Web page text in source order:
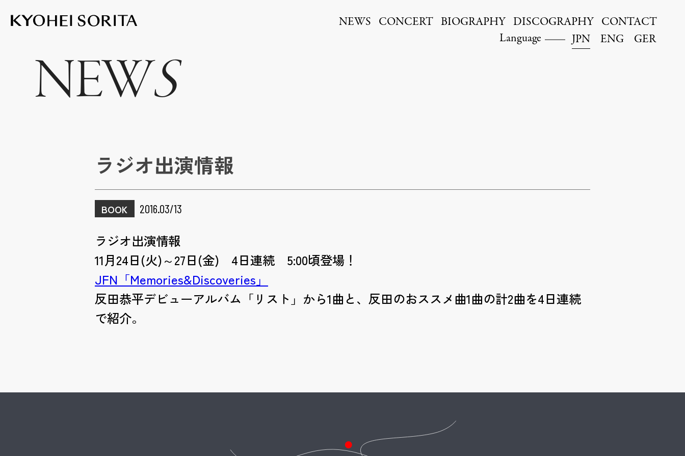
Language JPN ENG GER
NEWS CONCERT BIOGRAPHY DISCOGRAPHY CONTACT
NEWS
ラジオ出演情報
BOOK 2016.03/13
ラジオ出演情報
11月24日(火)～27日(金) 4日連続 5:00頃登場！
JFN「Memories&Discoveries」
反田恭平デビューアルバム「リスト」から1曲と、 反田のおススメ曲1曲の計2曲を4日連続
で紹介。